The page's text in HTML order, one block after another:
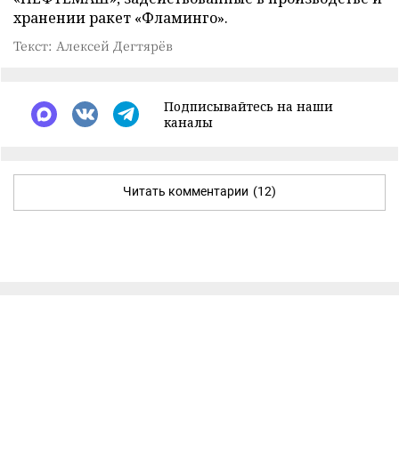
хранении ракет «Фламинго».
Текст: Алексей Дегтярёв
Подписывайтесь на наши
каналы
Читать комментарии (12)